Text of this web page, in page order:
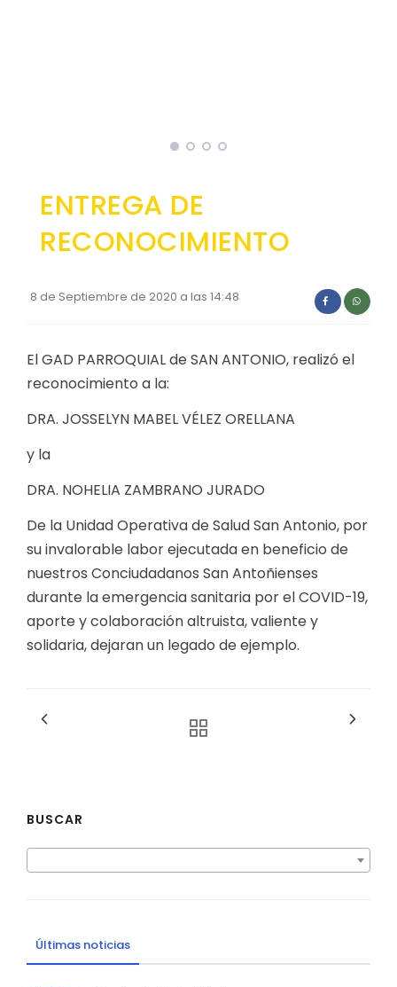
Plan Operativo Anual - POA
PRESUPUESTO: EJECUCIÓN Y REPORTES
Cédulas presupuestarias y balances
Obras y proyectos
ENTREGA DE
RECONOCIMIENTO
8 de Septiembre de 2020 a las 14:48
El GAD PARROQUIAL de SAN ANTONIO, realizó el
reconocimiento a la:
DRA. JOSSELYN MABEL VÉLEZ ORELLANA
y la
DRA. NOHELIA ZAMBRANO JURADO
De la Unidad Operativa de Salud San Antonio, por
su invalorable labor ejecutada en beneficio de
nuestros Conciudadanos San Antoñienses
durante la emergencia sanitaria por el COVID-19,
aporte y colaboración altruista, valiente y
solidaria, dejaran un legado de ejemplo.
BUSCAR
Últimas noticias